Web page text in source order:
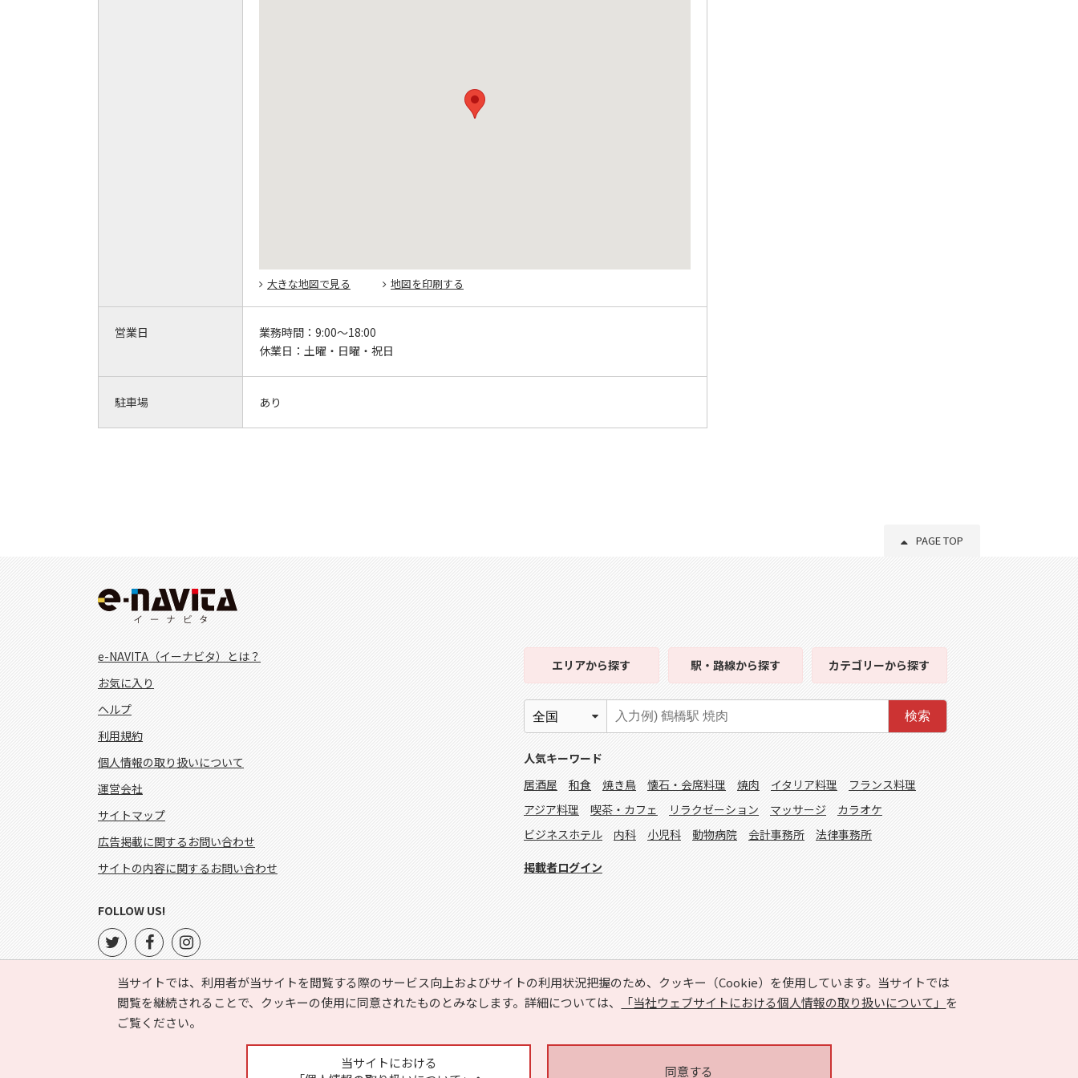
大きな地図で見る 地図を印刷する
営業日 業務時間： 9:00～18:00
休業日： 土曜・日曜・祝日
駐車場 あり
PAGE TOP
当サイトでは、利用者が当サイトを閲覧する際のサービス向上およびサイトの利用状況把握のため、クッキー（Cookie）を使用しています。当サイトでは
閲覧を継続されることで、クッキーの使用に同意されたものとみなします。詳細については、
「当社ウェブサイトにおける個人情報の取り扱いについて」 を
ご覧ください。
当サイトにおける
同意する
e-NAVITA（イーナビタ）とは？
お気に入り
ヘルプ
利用規約
個人情報の取り扱いについて
運営会社
サイトマップ
広告掲載に関するお問い合わせ
サイトの内容に関するお問い合わせ
エリアから探す 駅・路線から探す カテゴリーから探す
検索
人気キーワード
居酒屋
和食 焼き鳥 懐石・会席料理 焼肉 イタリア料理
フランス料理
アジア料理
喫茶・カフェ リラクゼーション マッサージ
カラオケ
ビジネスホテル
内科 小児科 動物病院 会計事務所 法律事務所
掲載者ログイン
FOLLOW US!
Copyright © HYOJITO.Co.,Ltd. All Rights Reserved.